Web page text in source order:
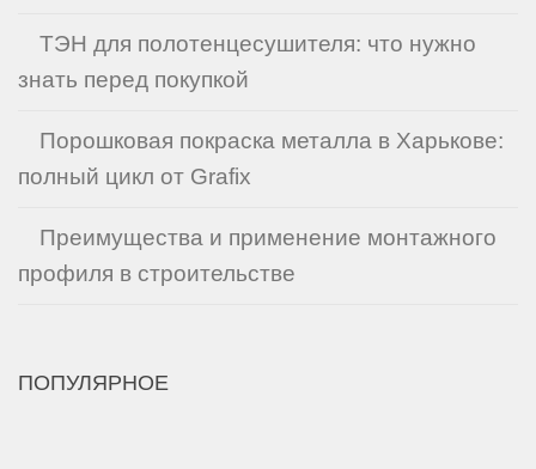
ТЭН для полотенцесушителя: что нужно
знать перед покупкой
Порошковая покраска металла в Харькове:
полный цикл от Grafix
Преимущества и применение монтажного
профиля в строительстве
ПОПУЛЯРНОЕ